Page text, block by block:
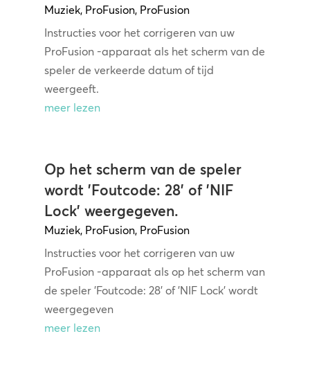
Muziek, ProFusion, ProFusion
Instructies voor het corrigeren van uw
ProFusion -apparaat als het scherm van de
speler de verkeerde datum of tijd
weergeeft.
meer lezen
Op het scherm van de speler
wordt 'Foutcode: 28' of 'NIF
Lock' weergegeven.
Muziek, ProFusion, ProFusion
Instructies voor het corrigeren van uw
ProFusion -apparaat als op het scherm van
de speler 'Foutcode: 28' of 'NIF Lock' wordt
weergegeven
meer lezen